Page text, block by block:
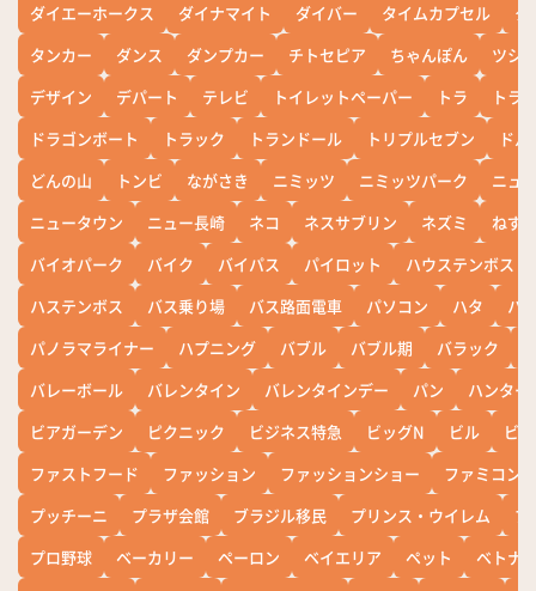
ダイエーホークス
ダイナマイト ダイバー タイムカプセル
タ
タンカー
ダンス ダンプカー チトセピア ちゃんぽん
ツシ
デザイン
デパート テレビ トイレットペーパー トラ
トラ
ドラゴンボート
トラック トランドール トリプルセブン
ド
どんの山
トンビ ながさき ニミッツ ニミッツパーク
ニュ
ニュータウン
ニュー長崎 ネコ ネスサブリン ネズミ
ねず
バイオパーク
バイク バイパス パイロット
ハウステンボス
ハステンボス
バス乗り場 バス路面電車 パソコン ハタ
ハ
パノラマライナー
ハプニング バブル バブル期 バラック
バレーボール
バレンタイン バレンタインデー パン
ハンター
ビアガーデン
ピクニック ビジネス特急 ビッグN ビル
ビワ
ファストフード
ファッション ファッションショー
ファミコン
プッチーニ
プラザ会館 ブラジル移民 プリンス・ウイレム
ブ
プロ野球
ベーカリー ペーロン ベイエリア ペット
ベトナ